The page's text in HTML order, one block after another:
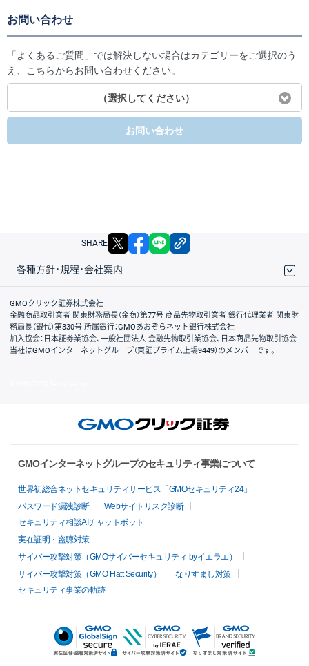
お問い合わせ
「よくあるご質問」では解決しない場合はカテゴリーをご選択のう
え、こちらからお問い合わせください。
（選択してください）
お問い合わせ
SHARE X facebook
各種方針・規程・会社案内
取引規程・約款
サイトマップ
その他のご案内
個人情報保護方針
最良執行方針
サイトのご利用について
ディスクレイマー
信託保全
リスク説明
会社案内
GMOクリック証券株式会社
金融商品取引業者 関東財務局長（金商）第77号 商品先物取引業者 銀行代理業者 関東財
務局長（銀代）第330号 所属銀行：GMOあおぞらネット銀行株式会社
加入協会：日本証券業協会、一般社団法人 金融先物取引業協会、日本商品先物取引協会
当社はGMOインターネットグループ（東証プライム上場9449）のメンバーです。
GMOインターネットグループのセキュリティ事業について
世界初総合ネットセキュリティサービス「GMOセキュリティ24」
パスワード漏洩診断
Webサイトリスク診断
セキュリティ相談AIチャットボット
実在証明・盗聴対策
サイバー攻撃対策（GMOサイバーセキュリティ byイエラエ）
サイバー攻撃対策（GMO Flatt Security）
なりすまし対策
セキュリティ事業の軌跡